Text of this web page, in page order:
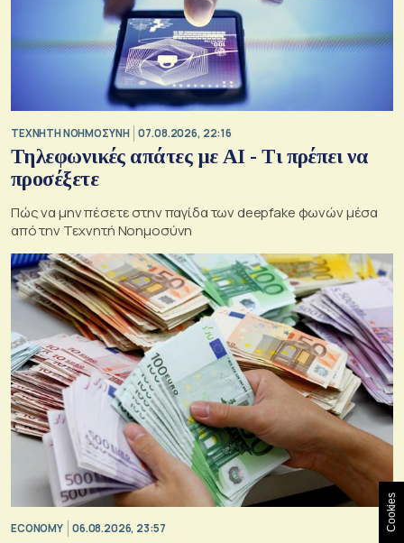
TΕΧΝΗΤΗ ΝΟΗΜΟΣΥΝΗ 07.08.2026, 22:16
Τηλεφωνικές απάτες με ΑΙ - Τι πρέπει να
προσέξετε
Πώς να μην πέσετε στην παγίδα των deepfake φωνών μέσα
από την Τεχνητή Νοημοσύνη
ECONOMY 06.08.2026, 23:57 Cookies